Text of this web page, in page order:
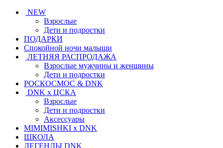
NEW
Взрослые
Дети и подростки
ПОДАРКИ
Спокойной ночи малыши
ЛЕТНЯЯ РАСПРОДАЖА
Взрослые мужчины и женщины
Дети и подростки
РОСКОСМОС & DNK
DNK x ЦСКА
Взрослые
Дети и подростки
Аксессуары
MIMIMISHKI x DNK
ШКОЛА
ЛЕГЕНДЫ DNK